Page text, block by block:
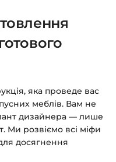
яка проведе вас
меблів. Вам не
дизайнера — лише
Ми розвіємо всі міфи
досягнення